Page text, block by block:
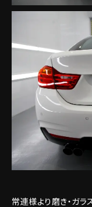
常連様より磨き・ガラ